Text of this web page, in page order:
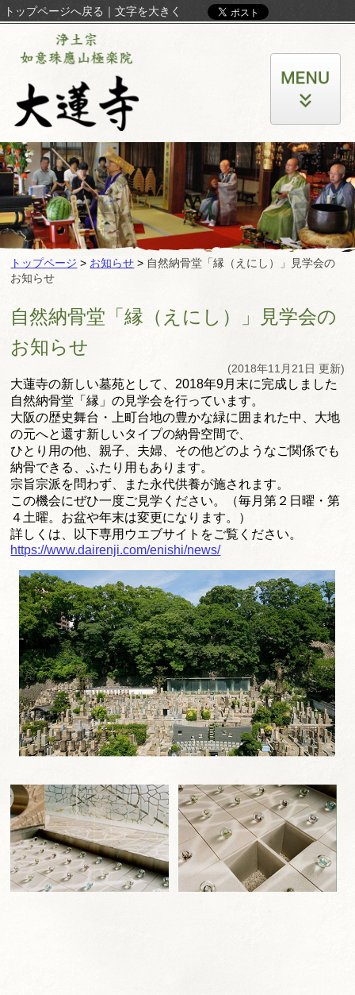
トップページへ戻る ｜ 文字を大きく
トップページ > お知らせ > 自然納骨堂「縁（えにし）」見学会の
お知らせ
自然納骨堂「縁（えにし）」見学会の
お知らせ
(2018年11月21日 更新)
大蓮寺の新しい墓苑として、2018年9月末に完成しました
自然納骨堂「縁」の見学会を行っています。
大阪の歴史舞台・上町台地の豊かな緑に囲まれた中、大地
の元へと還す新しいタイプの納骨空間で、
ひとり用の他、親子、夫婦、その他どのようなご関係でも
納骨できる、ふたり用もあります。
宗旨宗派を問わず、また永代供養が施されます。
この機会にぜひ一度ご見学ください。（毎月第２日曜・第
４土曜。お盆や年末は変更になります。）
詳しくは、以下専用ウエブサイトをご覧ください。
https://www.dairenji.com/enishi/news/